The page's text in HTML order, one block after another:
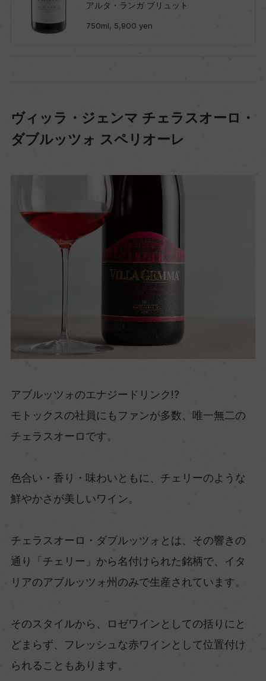
アルタ・ランガ ブリュット
750ml, 5,900 yen
ヴィッラ・ジェンマ チェラスオーロ・
ダブルッツォ スペリオーレ
アブルッツォのエナジードリンク!?
モトックスの社員にもファンが多数、唯一無二の
チェラスオーロです。
色合い・香り・味わいともに、チェリーのような
鮮やかさが美しいワイン。
チェラスオーロ・ダブルッツォとは、その響きの
通り「チェリー」から名付けられた銘柄で、イタ
リアのアブルッツォ州のみで生産されています。
そのスタイルから、ロゼワインとしての括りにと
どまらず、フレッシュな赤ワインとして位置付け
られることもあります。